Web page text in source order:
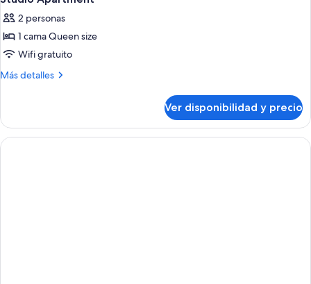
2 personas
1 cama Queen size
Wifi gratuito
Más detalles
Más
Apartment
Ver disponibilidad y precio